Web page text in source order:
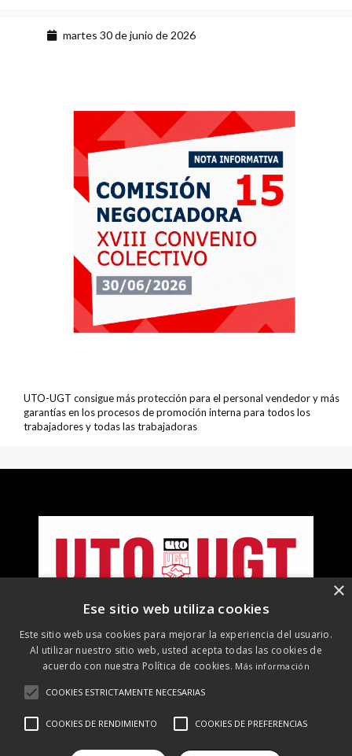
martes 30 de junio de 2026
UTO-UGT consigue más protección para el personal vendedor y más
garantías en los procesos de promoción interna para todos los
trabajadores y todas las trabajadoras
×
Ese sitio web utiliza cookies
Este sitio web usa cookies para mejorar la experiencia del usuario.
Al utilizar nuestro sitio web, usted acepta todas las cookies de
acuerdo con nuestra Política de cookies. Más información
COOKIES ESTRICTAMENTE NECESARIAS
COOKIES DE RENDIMIENTO COOKIES DE PREFERENCIAS